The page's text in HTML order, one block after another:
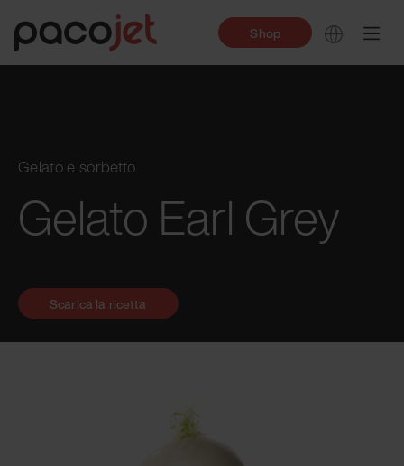
Shop
Gelato e sorbetto
Gelato Earl Grey
Scarica la ricetta